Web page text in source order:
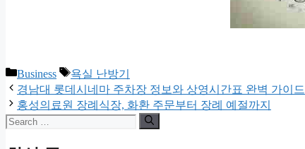
Categories
Business Tags
욕실 난방기
경남대 롯데시네마 주차장 정보와 상영시간표 완벽 가이드
홍성의료원 장례식장, 화환 주문부터 장례 예절까지
Search
for: